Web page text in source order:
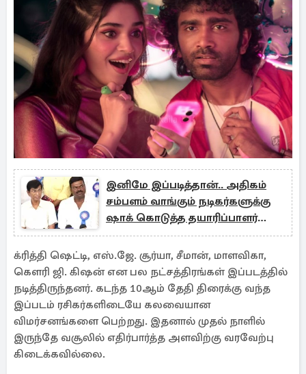
இனிமே இப்படித்தான்.. அதிகம்
சம்பளம் வாங்கும் நடிகர்களுக்கு
ஷாக் கொடுத்த தயாரிப்பாளர்
சங்கம்!
க்ரித்தி ஷெட்டி, எஸ்.ஜே. சூர்யா, சீமான், மாளவிகா,
கௌரி ஜி. கிஷன் என பல நட்சத்திரங்கள் இப்படத்தில்
நடித்திருந்தனர். கடந்த 10ஆம் தேதி திரைக்கு வந்த
இப்படம் ரசிகர்களிடையே கலவையான
விமர்சனங்களை பெற்றது. இதனால் முதல் நாளில்
இருந்தே வசூலில் எதிர்பார்த்த அளவிற்கு வரவேற்பு
கிடைக்கவில்லை.